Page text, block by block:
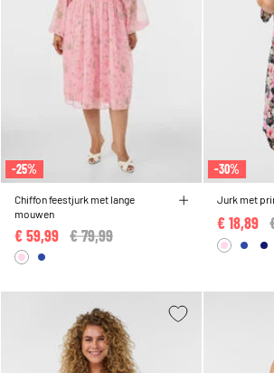
-25%
Chiffon feestjurk met lange
mouwen
Price reduced from
€ 79,99
€ 59,99
-30%
Jurk met
€ 18,89